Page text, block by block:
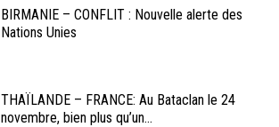
BIRMANIE – CONFLIT : Nouvelle alerte des
Nations Unies
THAÏLANDE – FRANCE: Au Bataclan le 24
novembre, bien plus qu’un...